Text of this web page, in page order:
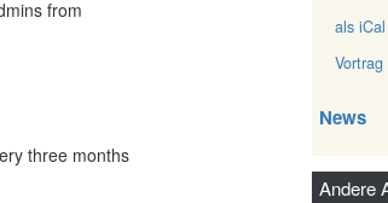
from
three months
als
News
Andere